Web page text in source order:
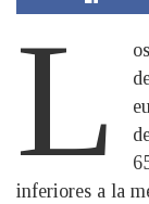
L
inferiores a la